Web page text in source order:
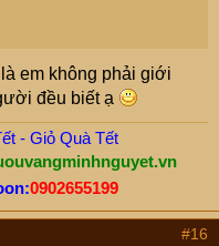
em không phải giới
đều biết ạ
- Giỏ Quà Tết
0902655199
#16